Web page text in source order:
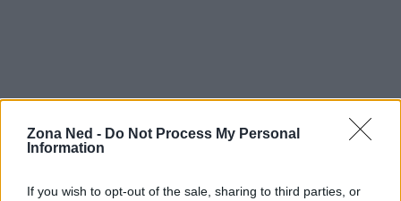
Zona Ned - Do Not Process My Personal
Information
If you wish to opt-out of the sale, sharing to third parties, or